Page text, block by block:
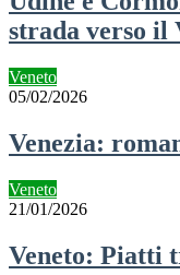
strada verso il
Veneto
05/02/2026
Venezia:
Veneto
21/01/2026
Veneto: Piatti